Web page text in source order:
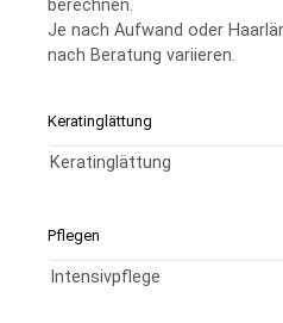
berechnen.
Je nach Aufwand oder
nach Beratung variieren.
Keratinglättung
Keratinglättung
Pflegen
Intensivpflege